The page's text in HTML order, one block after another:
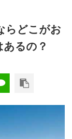
らどこがお
るの？